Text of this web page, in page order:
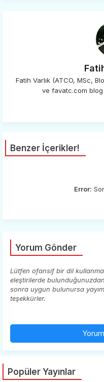
Fatih Varlık (ATCO, MSc,
ve favatc.com
Benzer İçerikler!
Error:
Yorum Gönder
Lütfen ofansif bir dil
eleştirilerde
sonra uygun bulunursa
teşekkürler.
Popüler Yayınlar